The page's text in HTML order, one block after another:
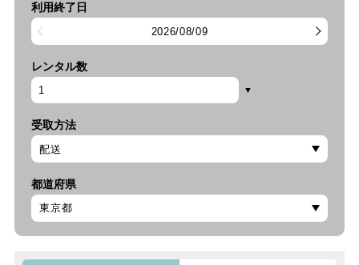
利用終了日
2026/08/09
レンタル数
受取方法
都道府県